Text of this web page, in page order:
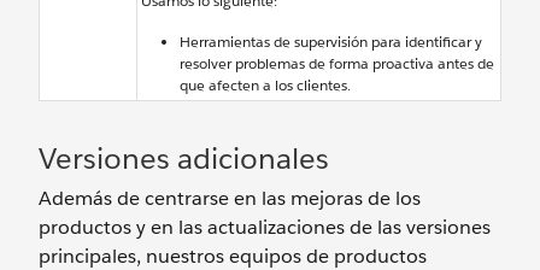
Herramientas de supervisión para identificar y
resolver problemas de forma proactiva antes de
que afecten a los clientes.
Versiones adicionales
Además de centrarse en las mejoras de los
productos y en las actualizaciones de las versiones
principales, nuestros equipos de productos